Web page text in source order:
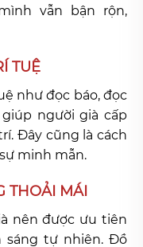
vẫn bận rộn,
TUỆ
như đọc báo, đọc
người già cấp
Đây cũng là cách
minh mẫn.
THOẢI MÁI
nên được ưu tiên
sáng tự nhiên. Đồ